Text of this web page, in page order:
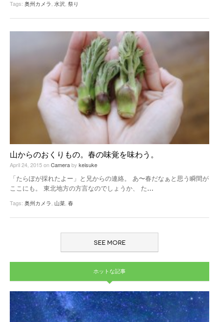
Tags: 奥州カメラ 水沢 祭り
山からのおくりもの。春の味覚を味わう。
April 24, 2015onCameraby keisuke
「たらぽが採れたよー」と兄からの連絡。 あ〜春だなぁと思う瞬間が
ここにも。 東北地方の方言なのでしょうか、 た…
Tags: 奥州カメラ 山菜 春
SEE MORE
ホットな記事